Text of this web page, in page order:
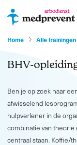
Home Alle trainingen
BHV-
Ben je op zoek naar
afwisselend
hulpverlener in de
combinatie van theorie
centraal staan. Koffie/